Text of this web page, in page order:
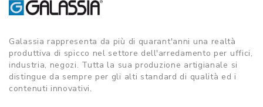
Galassia rappresenta da più di quarant'anni una realtà
produttiva di spicco nel settore dell'arredamento per uffici,
industria, negozi. Tutta la sua produzione artigianale si
distingue da sempre per gli alti standard di qualità ed i
contenuti innovativi.